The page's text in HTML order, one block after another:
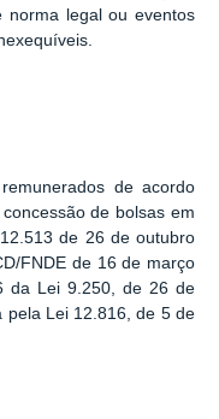
norma legal ou eventos
de acordo
de bolsas em
de 26 de outubro
FNDE de 16 de março
da Lei 9.250, de 26 de
pela Lei 12.816, de 5 de